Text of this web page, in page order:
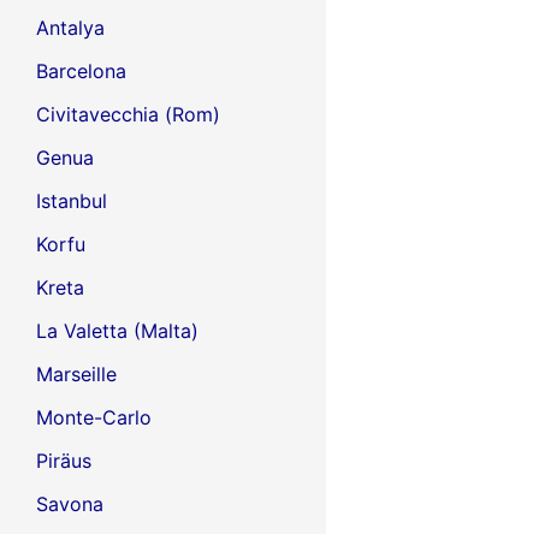
Antalya
Barcelona
Civitavecchia (Rom)
Genua
Istanbul
Korfu
Kreta
La Valetta (Malta)
Marseille
Monte-Carlo
Piräus
Savona